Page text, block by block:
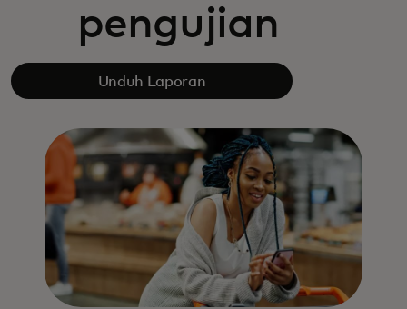
pengujian
Unduh Laporan